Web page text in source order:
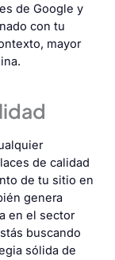
de Google y
con tu
mayor
de calidad
de tu sitio en
genera
en el sector
buscando
sólida de